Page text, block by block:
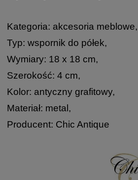
Kategoria: akcesoria meblowe,
Typ: wspornik do półek,
Wymiary: 18 x 18 cm,
Szerokość: 4 cm,
Kolor: antyczny grafitowy,
Materiał: metal,
Producent: Chic Antique